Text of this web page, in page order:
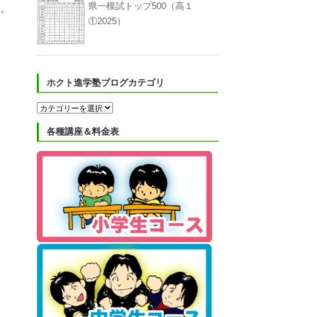
県一模試トップ500（高１
①2025）
ホクト進学塾ブログカテゴリ
ホ
ク
ト
学
塾
各種講座＆料金表